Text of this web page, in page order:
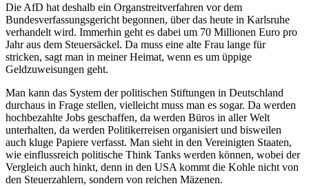
Die AfD hat deshalb ein Organstreitverfahren vor dem
Bundesverfassungsgericht begonnen, über das heute in Karlsruhe
verhandelt wird. Immerhin geht es dabei um 70 Millionen Euro pro
Jahr aus dem Steuersäckel. Da muss eine alte Frau lange für
stricken, sagt man in meiner Heimat, wenn es um üppige
Geldzuweisungen geht.
Man kann das System der politischen Stiftungen in Deutschland
durchaus in Frage stellen, vielleicht muss man es sogar. Da werden
hochbezahlte Jobs geschaffen, da werden Büros in aller Welt
unterhalten, da werden Politikerreisen organisiert und bisweilen
auch kluge Papiere verfasst. Man sieht in den Vereinigten Staaten,
wie einflussreich politische Think Tanks werden können, wobei der
Vergleich auch hinkt, denn in den USA kommt die Kohle nicht von
den Steuerzahlern, sondern von reichen Mäzenen.